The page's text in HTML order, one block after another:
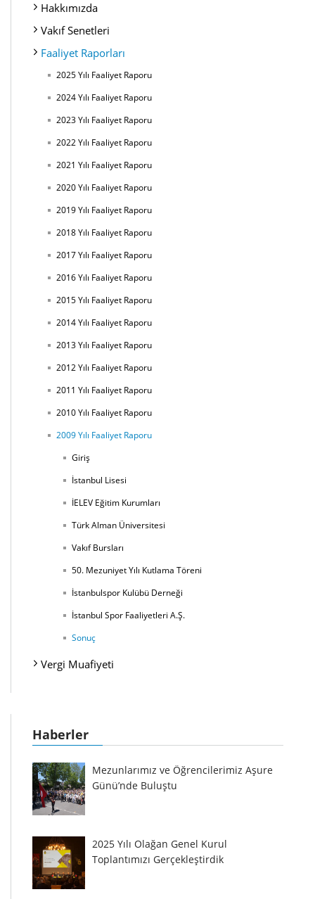
Hakkımızda
Vakıf Senetleri
Faaliyet Raporları
2025 Yılı Faaliyet Raporu
2024 Yılı Faaliyet Raporu
2023 Yılı Faaliyet Raporu
2022 Yılı Faaliyet Raporu
2021 Yılı Faaliyet Raporu
2020 Yılı Faaliyet Raporu
2019 Yılı Faaliyet Raporu
2018 Yılı Faaliyet Raporu
2017 Yılı Faaliyet Raporu
2016 Yılı Faaliyet Raporu
2015 Yılı Faaliyet Raporu
2014 Yılı Faaliyet Raporu
2013 Yılı Faaliyet Raporu
2012 Yılı Faaliyet Raporu
2011 Yılı Faaliyet Raporu
2010 Yılı Faaliyet Raporu
2009 Yılı Faaliyet Raporu
Giriş
İstanbul Lisesi
İELEV Eğitim Kurumları
Türk Alman Üniversitesi
Vakıf Bursları
50. Mezuniyet Yılı Kutlama Töreni
İstanbulspor Kulübü Derneği
İstanbul Spor Faaliyetleri A.Ş.
Sonuç
Vergi Muafiyeti
Haberler
Mezunlarımız ve Öğrencilerimiz Aşure
Günü’nde Buluştu
2025 Yılı Olağan Genel Kurul
Toplantımızı Gerçekleştirdik